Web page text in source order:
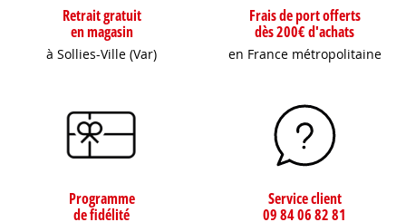
Retrait gratuit
en magasin
à Sollies-Ville (Var)
Frais de port offerts
dès 200€ d'achats
en France métropolitaine
Programme
de fidélité
Service client
09 84 06 82 81